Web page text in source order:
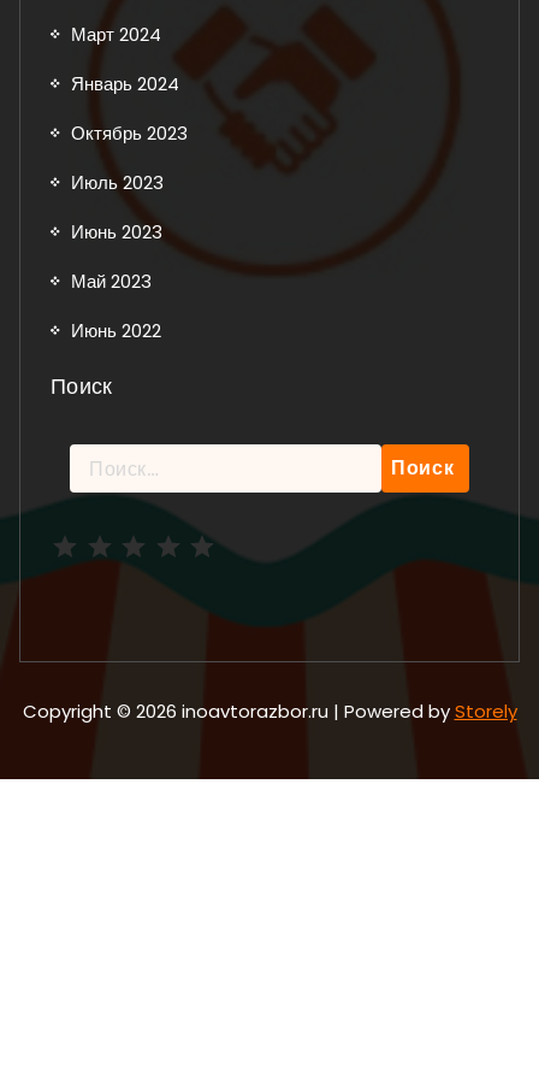
Март 2024
Январь 2024
Октябрь 2023
Июль 2023
Июнь 2023
Май 2023
Июнь 2022
Поиск
Найти:
Copyright © 2026 inoavtorazbor.ru | Powered byStorely